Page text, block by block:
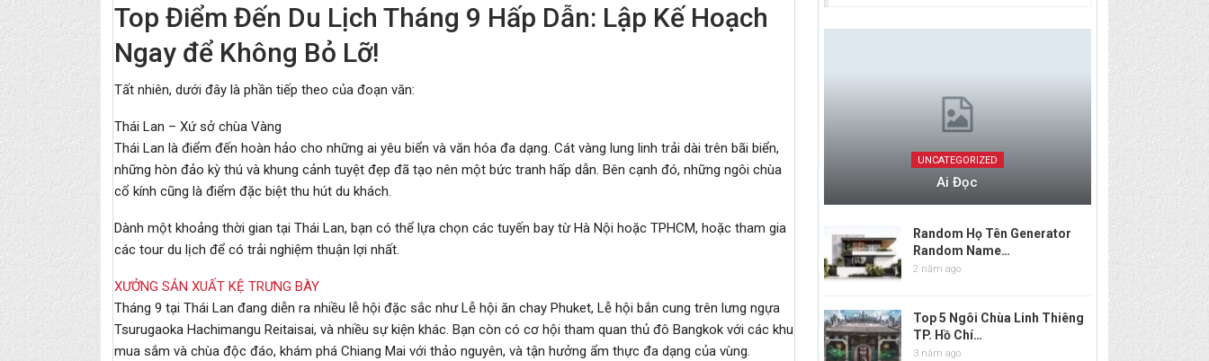
Top Điểm Đến Du Lịch Tháng 9 Hấp Dẫn: Lập Kế Hoạch
Ngay để Không Bỏ Lỡ!
Tất nhiên, dưới đây là phần tiếp theo của đoạn văn:
Thái Lan – Xứ sở chùa Vàng
Thái Lan là điểm đến hoàn hảo cho những ai yêu biển và văn hóa đa dạng. Cát vàng lung linh trải dài trên bãi biển,
những hòn đảo kỳ thú và khung cảnh tuyệt đẹp đã tạo nên một bức tranh hấp dẫn. Bên cạnh đó, những ngôi chùa
cổ kính cũng là điểm đặc biệt thu hút du khách.
Dành một khoảng thời gian tại Thái Lan, bạn có thể lựa chọn các tuyến bay từ Hà Nội hoặc TPHCM, hoặc tham gia
các tour du lịch để có trải nghiệm thuận lợi nhất.
XƯỞNG SẢN XUẤT KỆ TRƯNG BÀY
Tháng 9 tại Thái Lan đang diễn ra nhiều lễ hội đặc sắc như Lễ hội ăn chay Phuket, Lễ hội bắn cung trên lưng ngựa
Tsurugaoka Hachimangu Reitaisai, và nhiều sự kiện khác. Bạn còn có cơ hội tham quan thủ đô Bangkok với các khu
mua sắm và chùa độc đáo, khám phá Chiang Mai với thảo nguyên, và tận hưởng ẩm thực đa dạng của vùng.
UNCATEGORIZED
Ai Đọc
Random Họ Tên Generator
Random Name…
2 năm ago
Top 5 Ngôi Chùa Linh Thiêng
TP. Hồ Chí…
3 năm ago